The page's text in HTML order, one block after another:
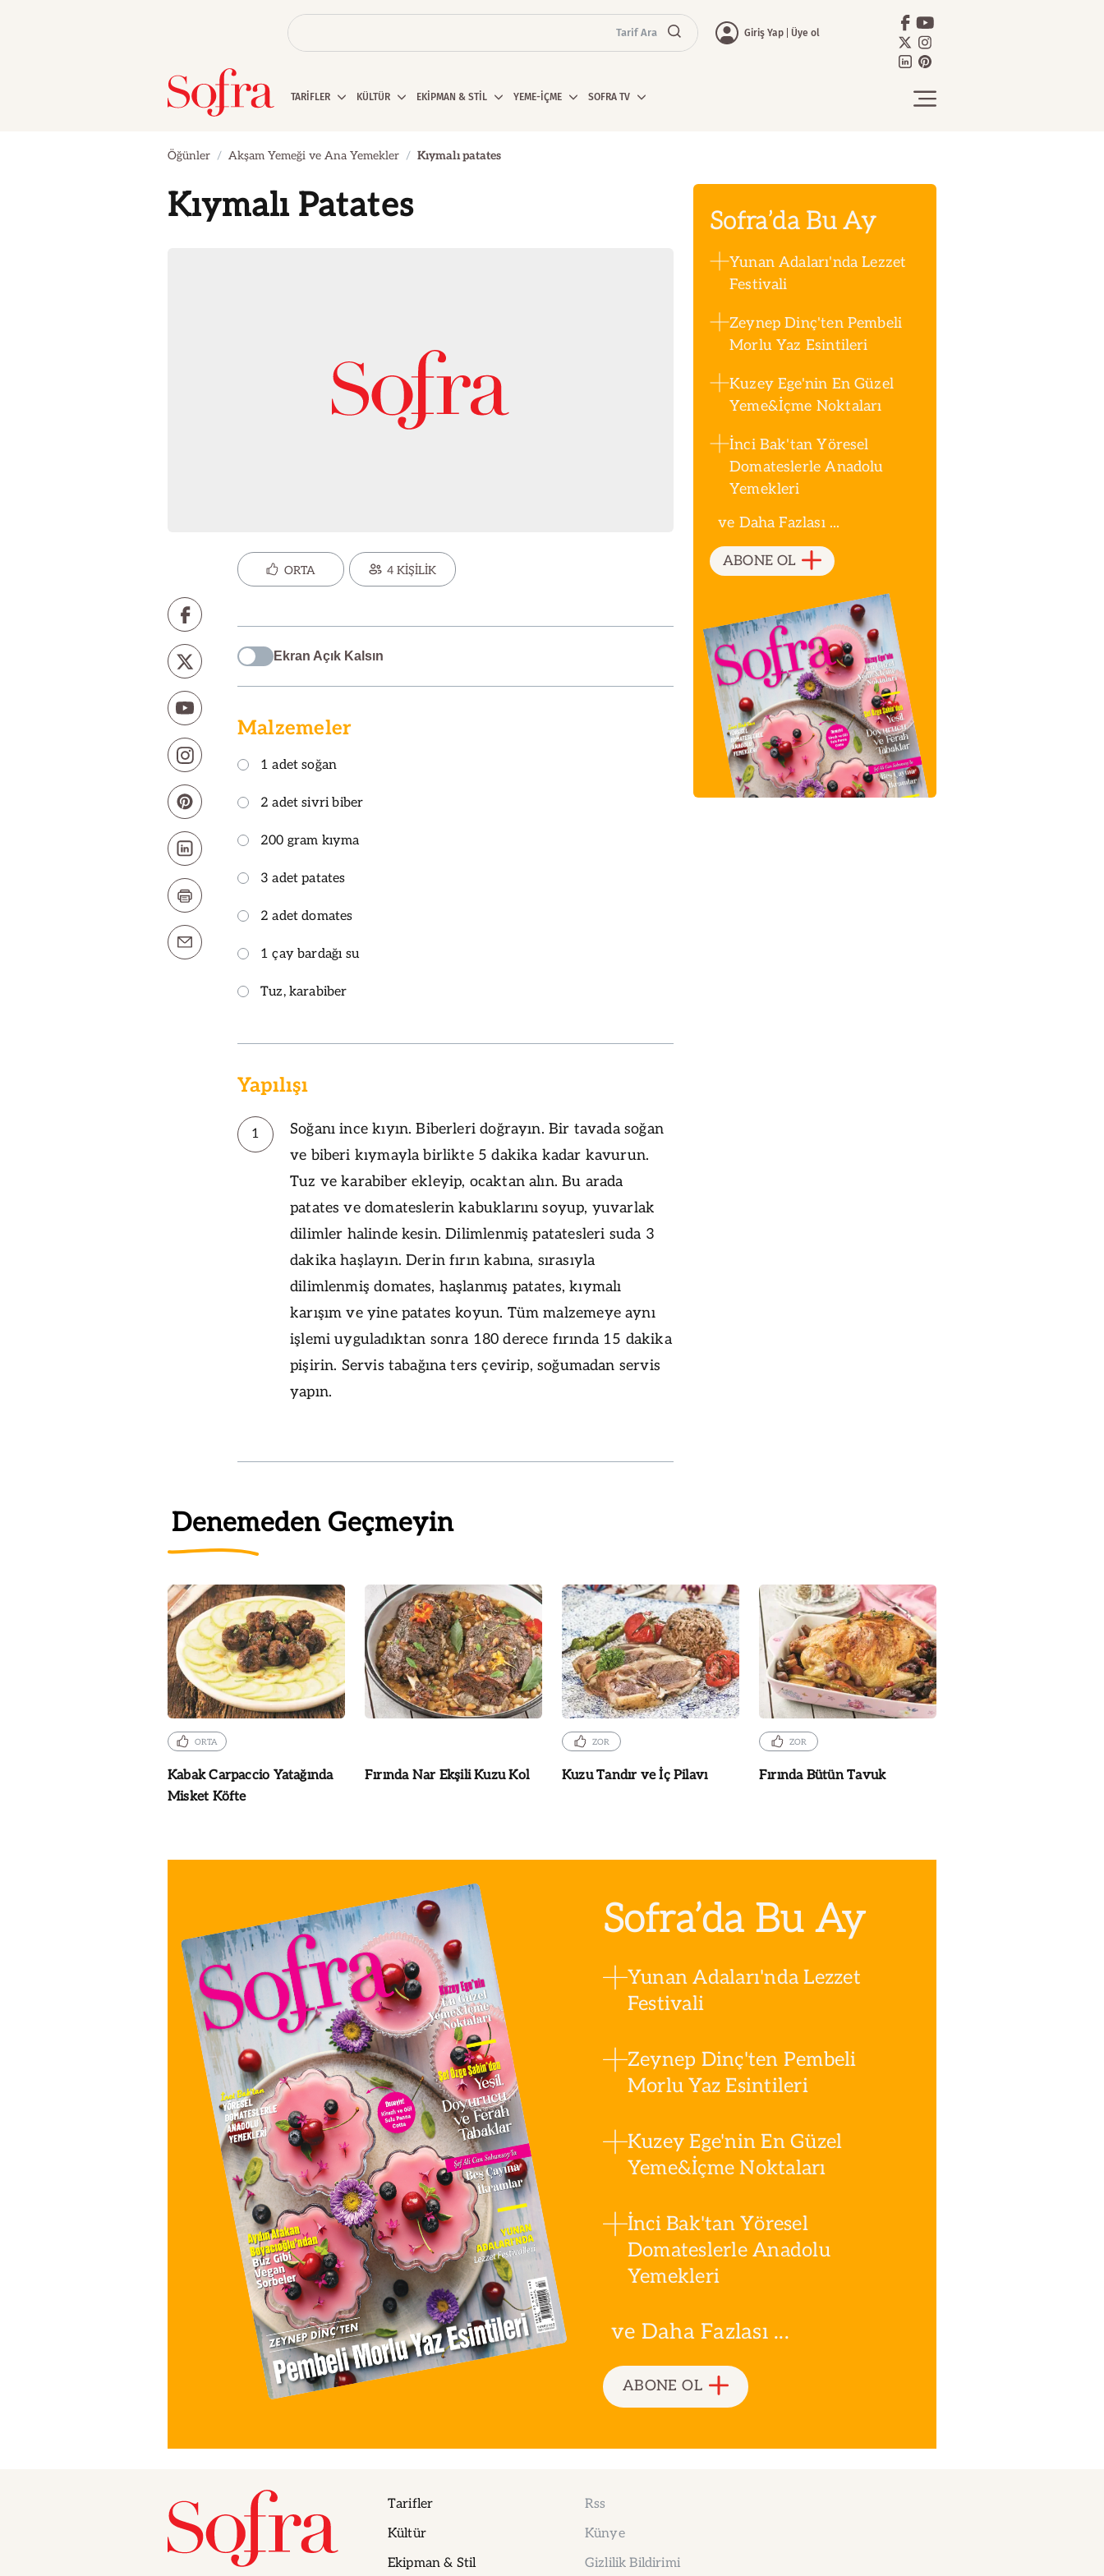
Tarif Ara Giriş Yap Üye ol
TARİFLER KÜLTÜR EKİPMAN & STİL YEME-İÇME SOFRA TV
Öğünler Akşam Yemeği ve Ana Yemekler Kıymalı patates
Kıymalı Patates
ORTA 4 KİŞİLİK
Ekran Açık Kalsın
Malzemeler
1 adet soğan
2 adet sivri biber
200 gram kıyma
3 adet patates
2 adet domates
1 çay bardağı su
Tuz, karabiber
Yapılışı
1
Soğanı ince kıyın. Biberleri doğrayın. Bir tavada soğan
ve biberi kıymayla birlikte 5 dakika kadar kavurun.
Tuz ve karabiber ekleyip, ocaktan alın. Bu arada
patates ve domateslerin kabuklarını soyup, yuvarlak
dilimler halinde kesin. Dilimlenmiş patatesleri suda 3
dakika haşlayın. Derin fırın kabına, sırasıyla
dilimlenmiş domates, haşlanmış patates, kıymalı
karışım ve yine patates koyun. Tüm malzemeye aynı
işlemi uyguladıktan sonra 180 derece fırında 15 dakika
pişirin. Servis tabağına ters çevirip, soğumadan servis
yapın.
Sofra’da Bu Ay
Yunan Adaları'nda Lezzet
Festivali
Zeynep Dinç'ten Pembeli
Morlu Yaz Esintileri
Kuzey Ege'nin En Güzel
Yeme&İçme Noktaları
İnci Bak'tan Yöresel
Domateslerle Anadolu
Yemekleri
ve Daha Fazlası ...
ABONE OL
Denemeden Geçmeyin
ORTA
Kabak Carpaccio Yatağında
Misket Köfte
Fırında Nar Ekşili Kuzu Kol
ZOR
Kuzu Tandır ve İç Pilavı
ZOR
Fırında Bütün Tavuk
Sofra’da Bu Ay
Yunan Adaları'nda Lezzet
Festivali
Zeynep Dinç'ten Pembeli
Morlu Yaz Esintileri
Kuzey Ege'nin En Güzel
Yeme&İçme Noktaları
İnci Bak'tan Yöresel
Domateslerle Anadolu
Yemekleri
ve Daha Fazlası ...
ABONE OL
Tarifler
Kültür
Ekipman & Stil
Rss
Künye
Gizlilik Bildirimi